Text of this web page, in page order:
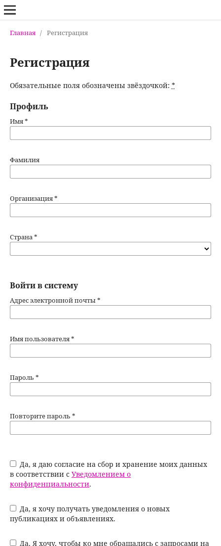
Главная / Регистрация
Регистрация
Обязательные поля обозначены звёздочкой: *
Профиль
Имя*
Фамилия
Организация*
Страна*
Войти в систему
Адрес электронной почты*
Имя пользователя*
Пароль *
Повторите пароль *
Да, я даю согласие на сбор и хранение моих данных
в соответствии с Уведомлением о
конфиденциальности.
Да, я хочу получать уведомления о новых
публикациях и объявлениях.
Да, Я хочу, чтобы ко мне обращались с запросами на